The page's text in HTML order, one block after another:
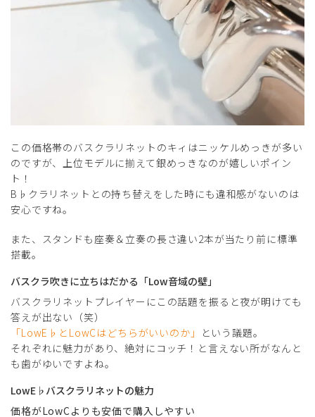
この価格帯のバスクラリネットのキィはニッケルめっきが多い
のですが、上位モデルに揃えて銀めっきなのが嬉しいポイン
ト！
B♭クラリネットとの持ち替えをした時にも違和感がないのは
安心ですね。
また、スタンドも座奏＆立奏の長さ違い2本が当たり前に標準
搭載。
バスクラ吹きに立ちはだかる「Low音域の壁」
バスクラリネットプレイヤーにこの話題を振ると夜が明けても
答えが出ない（笑）
「LowE♭とLowCはどちらがいいのか」
という議題。
それぞれに魅力があり、絶対にコッチ！と言えない所がなんと
も歯がゆいですよね。
LowE♭バスクラリネットの魅力
価格がLowCよりも安価で購入しやすい